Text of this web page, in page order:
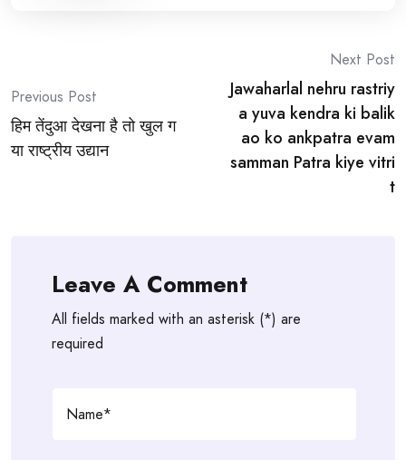
navigation
Previous Post
हिम तेंदुआ देखना है तो खुल ग
या राष्ट्रीय उद्यान
Next Post
Jawaharlal nehru rastriy
a yuva kendra ki balik
ao ko ankpatra evam
samman Patra kiye vitri
t
Leave A Comment
All fields marked with an asterisk (*) are
required